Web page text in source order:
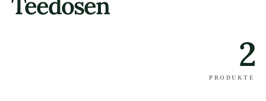
2
PRODUKTE